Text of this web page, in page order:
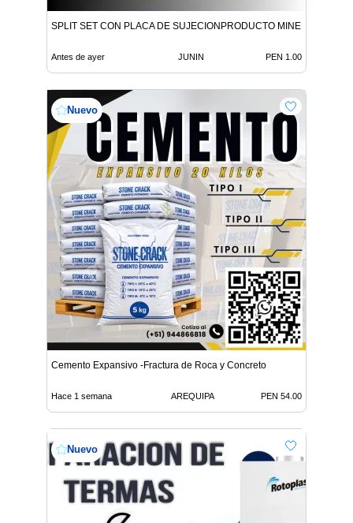
SPLIT SET CON PLACA DE SUJECIONPRODUCTO MINERO
Antes de ayer JUNIN PEN 1.00
Nuevo
Cemento Expansivo -Fractura de Roca y Concreto
Hace 1 semana AREQUIPA PEN 54.00
Nuevo